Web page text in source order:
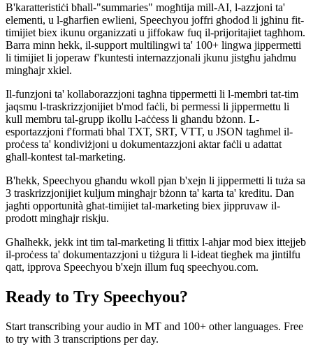
B'karatteristiċi bħall-"summaries" mogħtija mill-AI, l-azzjoni ta'
elementi, u l-għarfien ewlieni, Speechyou joffri għodod li jgħinu fit-
timijiet biex ikunu organizzati u jiffokaw fuq il-prijoritajiet tagħhom.
Barra minn hekk, il-support multilingwi ta' 100+ lingwa jippermetti
li timijiet li joperaw f'kuntesti internazzjonali jkunu jistgħu jaħdmu
mingħajr xkiel.
Il-funzjoni ta' kollaborazzjoni tagħna tippermetti li l-membri tat-tim
jaqsmu l-traskrizzjonijiet b'mod faċli, bi permessi li jippermettu li
kull membru tal-grupp ikollu l-aċċess li għandu bżonn. L-
esportazzjoni f'formati bħal TXT, SRT, VTT, u JSON tagħmel il-
proċess ta' kondiviżjoni u dokumentazzjoni aktar faċli u adattat
għall-kontest tal-marketing.
B'hekk, Speechyou għandu wkoll pjan b'xejn li jippermetti li tuża sa
3 traskrizzjonijiet kuljum mingħajr bżonn ta' karta ta' kreditu. Dan
jagħti opportunità għat-timijiet tal-marketing biex jippruvaw il-
prodott mingħajr riskju.
Għalhekk, jekk int tim tal-marketing li tfittix l-aħjar mod biex ittejjeb
il-proċess ta' dokumentazzjoni u tiżgura li l-ideat tiegħek ma jintilfu
qatt, ipprova Speechyou b'xejn illum fuq speechyou.com.
Ready to Try Speechyou?
Start transcribing your audio in MT and 100+ other languages. Free
to try with 3 transcriptions per day.